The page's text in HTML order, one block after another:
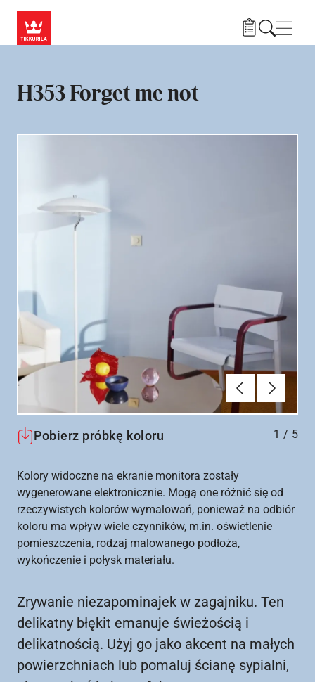
H353 Forget me not
Poprzednie
Dalej
Pobierz próbkę koloru 1 / 5
Kolory widoczne na ekranie monitora zostały
wygenerowane elektronicznie. Mogą one różnić się od
rzeczywistych kolorów wymalowań, ponieważ na odbiór
koloru ma wpływ wiele czynników, m.in. oświetlenie
pomieszczenia, rodzaj malowanego podłoża,
wykończenie i połysk materiału.
Zrywanie niezapominajek w zagajniku. Ten
delikatny błękit emanuje świeżością i
delikatnością. Użyj go jako akcent na małych
powierzchniach lub pomaluj ścianę sypialni,